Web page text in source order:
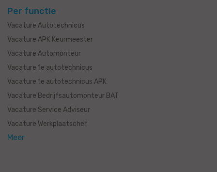
Per functie
Vacature Autotechnicus
Vacature APK Keurmeester
Vacature Automonteur
Vacature 1e autotechnicus
Vacature 1e autotechnicus APK
Vacature Bedrijfsautomonteur BAT
Vacature Service Adviseur
Vacature Werkplaatschef
Meer